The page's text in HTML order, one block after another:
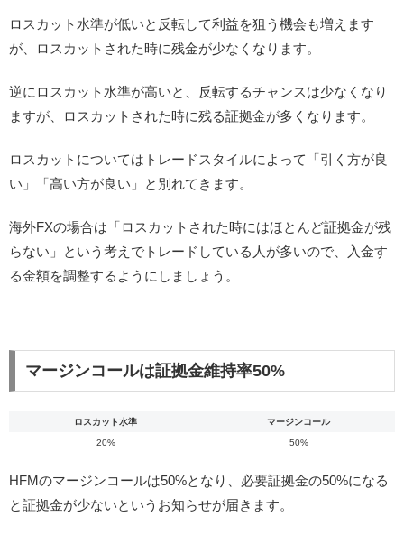
ロスカット水準が低いと反転して利益を狙う機会も増えます
が、ロスカットされた時に残金が少なくなります。
逆にロスカット水準が高いと、反転するチャンスは少なくなり
ますが、ロスカットされた時に残る証拠金が多くなります。
ロスカットについてはトレードスタイルによって「引く方が良
い」「高い方が良い」と別れてきます。
海外FXの場合は「ロスカットされた時にはほとんど証拠金が残
らない」という考えでトレードしている人が多いので、入金す
る金額を調整するようにしましょう。
マージンコールは証拠金維持率50%
ロスカット水準 マージンコール
20% 50%
HFMのマージンコールは50%となり、必要証拠金の50%になる
と証拠金が少ないというお知らせが届きます。